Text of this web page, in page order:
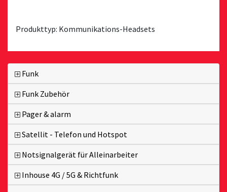
Produkttyp: Kommunikations-Headsets
Funk
Funk Zubehör
Pager & alarm
Satellit - Telefon und Hotspot
Notsignalgerät für Alleinarbeiter
Inhouse 4G / 5G & Richtfunk